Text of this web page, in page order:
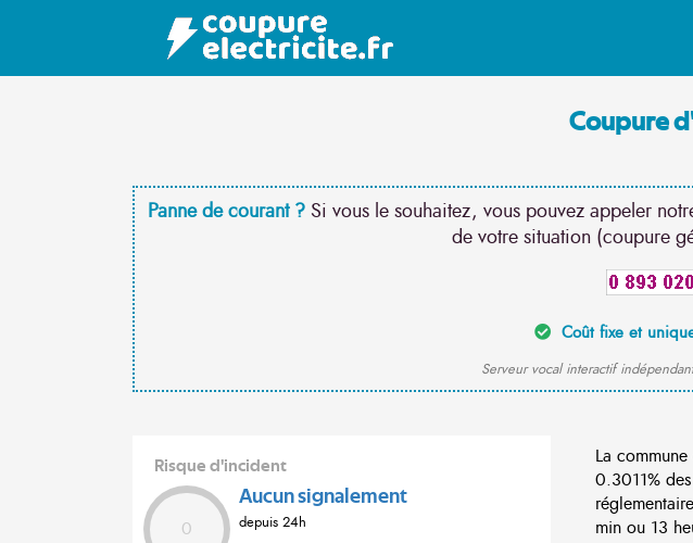
Coupure
Panne de courant ? Si vous le souhaitez, vous pouvez appeler
de votre situation (coupure
Coût fixe et
Serveur vocal interactif
Risque d'incident
0
Aucun signalement
depuis 24h
La
0.3011%
min ou 13